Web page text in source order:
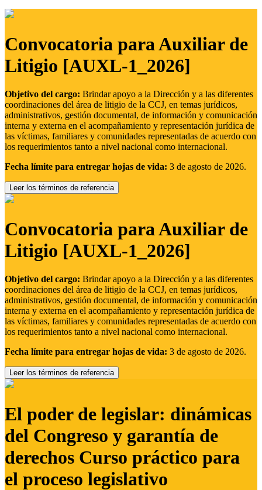
Convocatoria para Auxiliar de
Litigio [AUXL-1_2026]
Objetivo del cargo: Brindar apoyo a la Dirección y a las diferentes
coordinaciones del área de litigio de la CCJ, en temas jurídicos,
administrativos, gestión documental, de información y comunicación
interna y externa en el acompañamiento y representación jurídica de
las víctimas, familiares y comunidades representadas de acuerdo con
los requerimientos tanto a nivel nacional como internacional.
Fecha límite para entregar hojas de vida: 3 de agosto de 2026.
Leer los términos de referencia
Convocatoria para Auxiliar de
Litigio [AUXL-1_2026]
Objetivo del cargo: Brindar apoyo a la Dirección y a las diferentes
coordinaciones del área de litigio de la CCJ, en temas jurídicos,
administrativos, gestión documental, de información y comunicación
interna y externa en el acompañamiento y representación jurídica de
las víctimas, familiares y comunidades representadas de acuerdo con
los requerimientos tanto a nivel nacional como internacional.
Fecha límite para entregar hojas de vida: 3 de agosto de 2026.
Leer los términos de referencia
El poder de legislar: dinámicas
del Congreso y garantía de
derechos Curso práctico para
el proceso legislativo